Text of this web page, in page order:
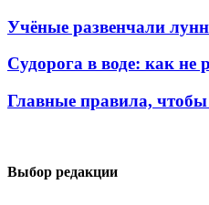
Учёные развенчали
Судорога в воде: как не
Главные правила,
Выбор редакции